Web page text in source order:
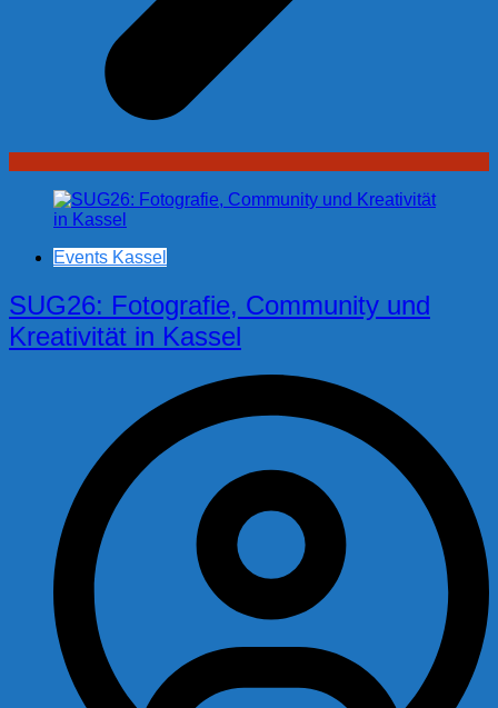
Events Kassel
SUG26: Fotografie, Community und
Kreativität in Kassel